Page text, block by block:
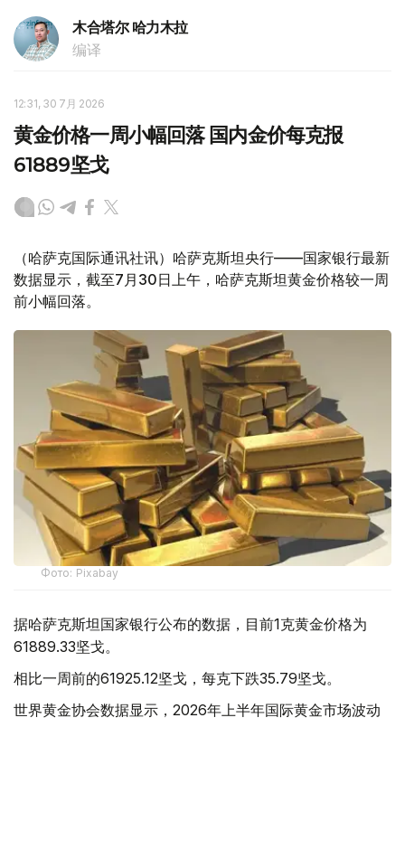
木合塔尔 哈力木拉
编译
12:31, 30 7月 2026
黄金价格一周小幅回落 国内金价每克报
61889坚戈
（哈萨克国际通讯社讯）哈萨克斯坦央行——国家银行最新
数据显示，截至7月30日上午，哈萨克斯坦黄金价格较一周
前小幅回落。
Фото: Pixabay
据哈萨克斯坦国家银行公布的数据，目前1克黄金价格为
61889.33坚戈。
相比一周前的61925.12坚戈，每克下跌35.79坚戈。
世界黄金协会数据显示，2026年上半年国际黄金市场波动